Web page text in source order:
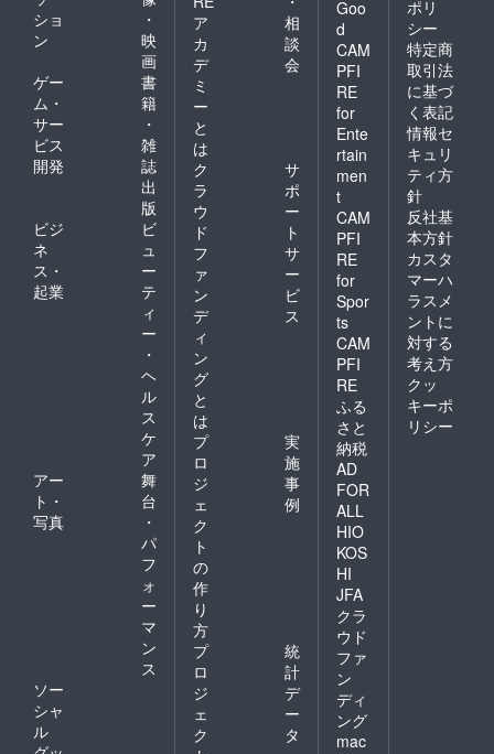
ショ
ン
・
映
画
ゲー
ム・
サー
ビス
開発
書
籍
・
雑
誌
出
版
ビジ
ネ
ス・
起業
ビ
ュ
ー
テ
ィ
ー
・
ヘ
ル
ス
ケ
ア
アー
ト・
写真
舞
台
・
パ
フ
ォ
ー
マ
ン
ス
ソー
シャ
ル
ア
カ
デ
ミ
ー
と
は
相
談
会
ク
ラ
ウ
ド
フ
ァ
ン
デ
ィ
ン
グ
と
は
サ
ポ
ー
ト
サ
ー
ビ
ス
プ
ロ
ジ
ェ
ク
ト
の
作
り
方
実
施
事
例
プ
ロ
ジ
ェ
ク
統
計
デ
ー
タ
Goo
d
CAM
PFI
RE
for
Ente
rtain
men
t
CAM
PFI
RE
for
Spor
ts
CAM
PFI
RE
ふる
さと
納税
AD
FOR
ALL
HIO
KOS
HI
JFA
クラ
ウド
ファ
ン
ディ
ング
mac
ポリ
シー
特定商
取引法
に基づ
く表記
情報セ
キュリ
ティ方
針
反社基
本方針
カスタ
マーハ
ラスメ
ントに
対する
考え方
クッ
キーポ
リシー